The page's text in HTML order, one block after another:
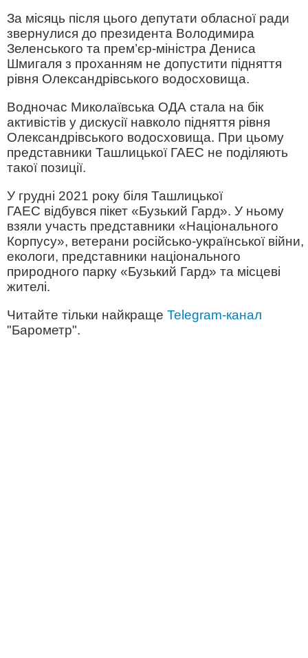
За місяць після цього депутати обласної ради
звернулися до президента Володимира
Зеленського та прем’єр-міністра Дениса
Шмигаля з проханням не допустити підняття
рівня Олександрівського водосховища.
Водночас Миколаївська ОДА стала на бік
активістів у дискусії навколо підняття рівня
Олександрівського водосховища. При цьому
представники Ташлицької ГАЕС не поділяють
такої позиції.
У грудні 2021 року біля Ташлицької
ГАЕС відбувся пікет «Бузький Гард». У ньому
взяли участь представники «Національного
Корпусу», ветерани російсько-української війни,
екологи, представники національного
природного парку «Бузький Гард» та місцеві
жителі.
Читайте тільки найкраще Telegram-канал
"Барометр".